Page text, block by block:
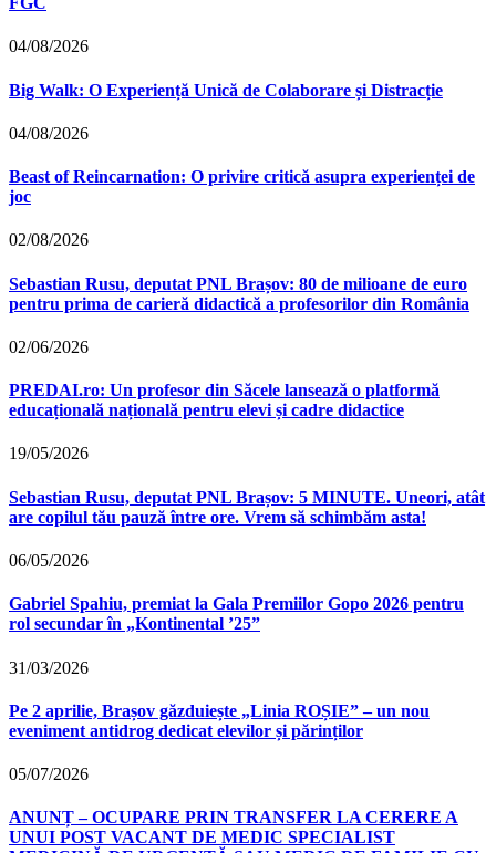
04/08/2026
Big Walk: O Experiență Unică de Colaborare și Distracție
04/08/2026
Beast of Reincarnation: O privire critică asupra experienței de
joc
02/08/2026
Sebastian Rusu, deputat PNL Brașov: 80 de milioane de euro
pentru prima de carieră didactică a profesorilor din România
02/06/2026
PREDAI.ro: Un profesor din Săcele lansează o platformă
educațională națională pentru elevi și cadre didactice
19/05/2026
Sebastian Rusu, deputat PNL Brașov: 5 MINUTE. Uneori, atât
are copilul tău pauză între ore. Vrem să schimbăm asta!
06/05/2026
Gabriel Spahiu, premiat la Gala Premiilor Gopo 2026 pentru
rol secundar în „Kontinental ’25”
31/03/2026
Pe 2 aprilie, Brașov găzduiește „Linia ROȘIE” – un nou
eveniment antidrog dedicat elevilor și părinților
05/07/2026
ANUNȚ – OCUPARE PRIN TRANSFER LA CERERE A
UNUI POST VACANT DE MEDIC SPECIALIST